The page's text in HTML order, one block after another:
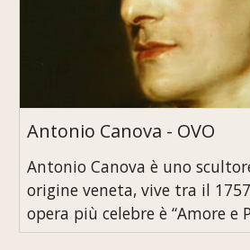
Antonio Canova - OVO
Antonio Canova è uno
origine veneta, vive tra il
opera più celebre è “Amore e